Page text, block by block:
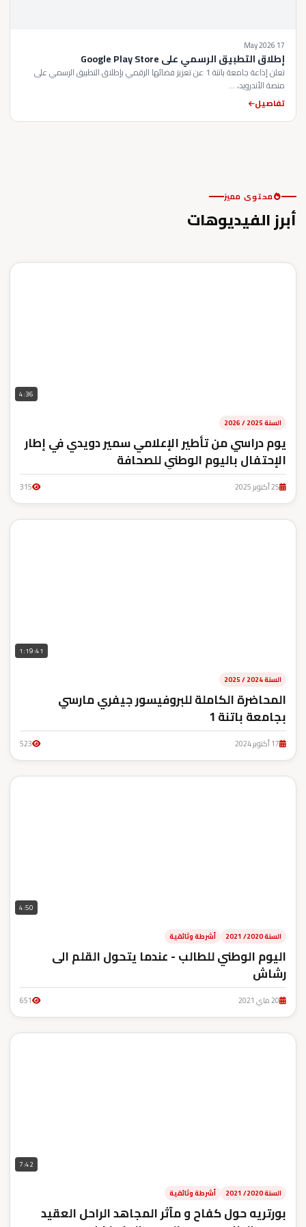
17 May 2026
إطلاق التطبيق الرسمي على Google Play Store
تعلن إذاعة جامعة باتنة 1 عن تعزيز فضائها الرقمي بإطلاق التطبيق الرسمي على
منصة الأندرويد، ...
تفاصيل
محتوى مميز
أبرز الفيديوهات
4:36
السنة 2025 / 2026
يوم دراسي من تأطير الإعلامي سمير دويدي في إطار
الإحتفال باليوم الوطني للصحافة
25 أكتوبر 2025 315
1:19:41
السنة 2024 / 2025
المحاضرة الكاملة للبروفيسور جيفري مارسي
بجامعة باتنة 1
17 أكتوبر 2024 523
4:50
السنة 2020/ 2021 أشرطة وثائقية
اليوم الوطني للطالب - عندما يتحول القلم الى
رشاش
20 ماي 2021 651
7:42
السنة 2020/ 2021 أشرطة وثائقية
بورتريه حول كفاح و مآثر المجاهد الراحل العقيد